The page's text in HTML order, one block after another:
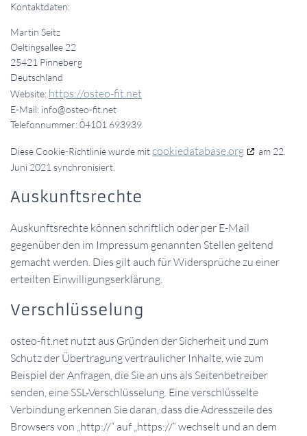
Kontaktdaten:
Martin Seitz
Oeltingsallee 22
25421 Pinneberg
Deutschland
Website: https://osteo-fit.net
E-Mail: info@osteo-fit.net
Telefonnummer: 04101 693939
Diese Cookie-Richtlinie wurde mitcookiedatabase.org
am 22.
Juni 2021 synchronisiert.
Auskunftsrechte
Auskunftsrechte können schriftlich oder per E-Mail
gegenüber den im Impressum genannten Stellen geltend
gemacht werden. Dies gilt auch für Widersprüche zu einer
erteilten Einwilligungserklärung.
Verschlüsselung
osteo-fit.net nutzt aus Gründen der Sicherheit und zum
Schutz der Übertragung vertraulicher Inhalte, wie zum
Beispiel der Anfragen, die Sie an uns als Seitenbetreiber
senden, eine SSL-Verschlüsselung. Eine verschlüsselte
Verbindung erkennen Sie daran, dass die Adresszeile des
Browsers von „http://“ auf „https://“ wechselt und an dem